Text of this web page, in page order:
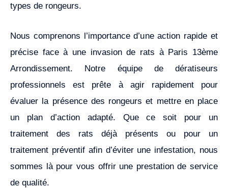
types de rongeurs.
Nous comprenons l’importance d’une action rapide et
précise face à une invasion de rats à Paris 13ème
Arrondissement. Notre équipe de dératiseurs
professionnels est prête à agir rapidement pour
évaluer la présence des rongeurs et mettre en place
un plan d’action adapté. Que ce soit pour un
traitement des rats déjà présents ou pour un
traitement préventif afin d’éviter une infestation, nous
sommes là pour vous offrir une prestation de service
de qualité.